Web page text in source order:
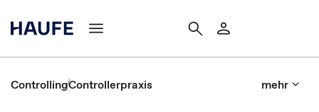
ControllingControllerpraxis mehr